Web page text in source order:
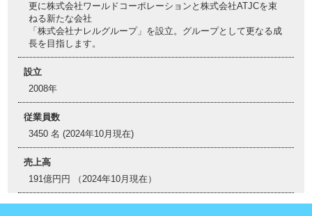
更に株式会社ワールドコーポレーションと株式会社ATJCを束
ねる新たな会社
「株式会社ナレルグループ」を設立。グループとして更なる成
長を目指します。
設立
2008年
従業員数
3450 名 (2024年10月現在)
売上高
191億円円 （2024年10月現在）